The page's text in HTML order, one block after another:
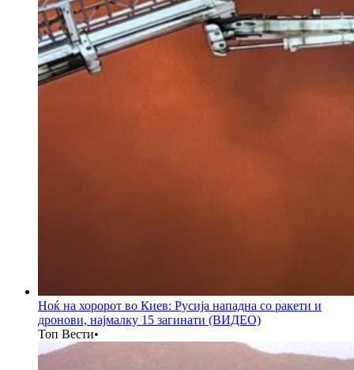
Ноќ на хоророт во Киев: Русија нападна со ракети и
дронови, најмалку 15 загинати (ВИДЕО)
Топ Вести•